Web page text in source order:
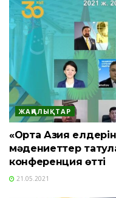
ЖАҢАЛЫҚТАР
«Орта Азия
мәдениеттер
конференция өтті
21.05.2021